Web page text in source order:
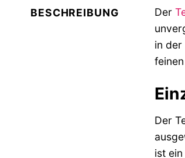
BESCHREIBUNG Der
in der
Der
ist